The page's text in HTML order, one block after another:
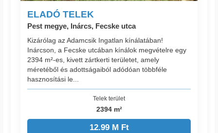
ELADÓ TELEK
Pest megye, Inárcs, Fecske utca
Kizárólag az Adamcsik Ingatlan kínálatában!
Inárcson, a Fecske utcában kínálok megvételre egy
2394 m²-es, kivett zártkerti területet, amely
méretéből és adottságaiból adódóan többféle
hasznosítási le...
Telek terület
2394 m²
12.99 M Ft